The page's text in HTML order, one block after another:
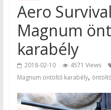
Aero
Magnum
karabély
2018-02-10 4571 Views
Magnum öntöltő karabély,